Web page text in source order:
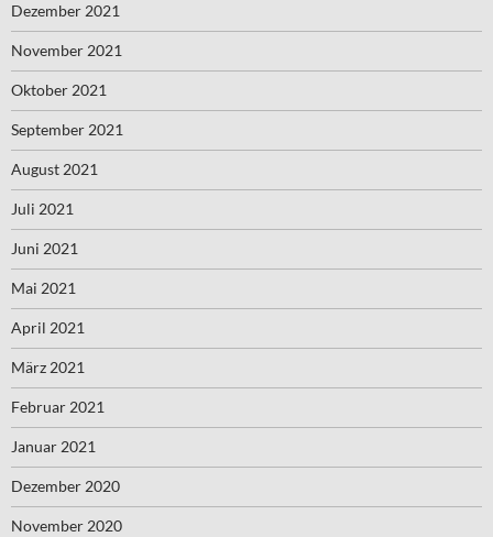
Dezember 2021
November 2021
Oktober 2021
September 2021
August 2021
Juli 2021
Juni 2021
Mai 2021
April 2021
März 2021
Februar 2021
Januar 2021
Dezember 2020
November 2020